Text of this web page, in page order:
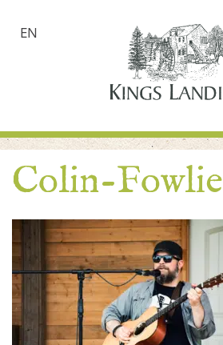
EN
Colin-Fowlie